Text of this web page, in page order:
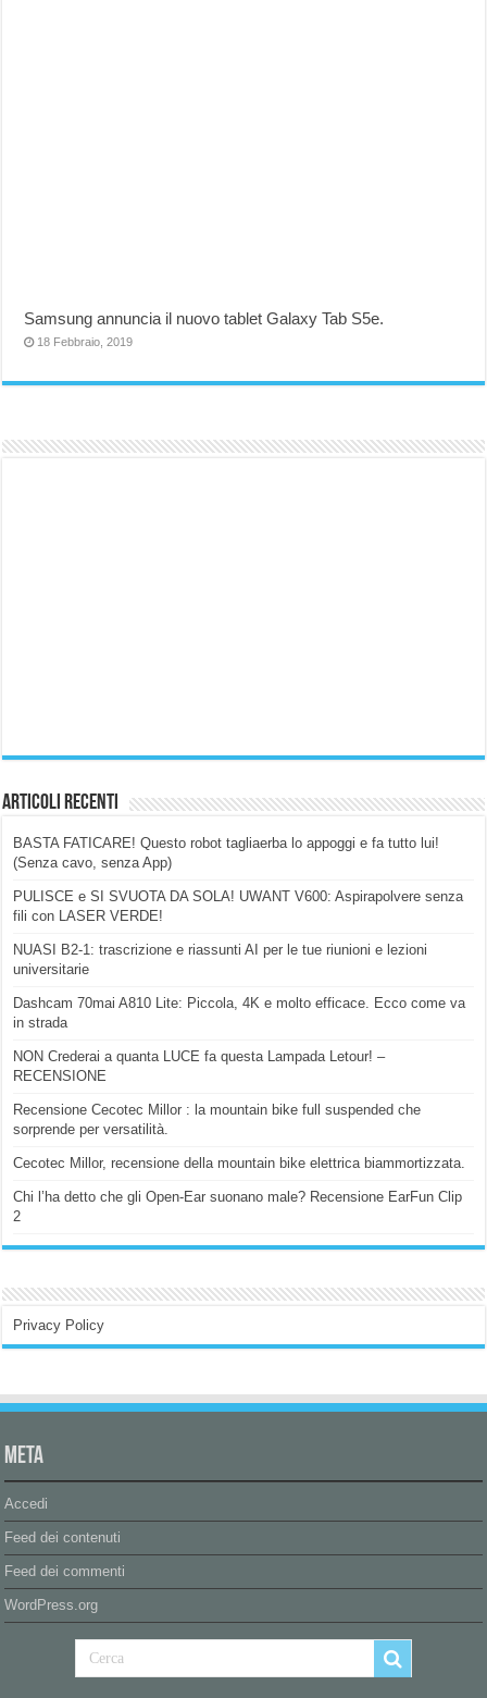
Samsung annuncia il nuovo tablet Galaxy Tab S5e.
18 Febbraio, 2019
Articoli Recenti
BASTA FATICARE! Questo robot tagliaerba lo appoggi e fa tutto lui!
(Senza cavo, senza App)
PULISCE e SI SVUOTA DA SOLA! UWANT V600: Aspirapolvere senza
fili con LASER VERDE!
NUASI B2-1: trascrizione e riassunti AI per le tue riunioni e lezioni
universitarie
Dashcam 70mai A810 Lite: Piccola, 4K e molto efficace. Ecco come va
in strada
NON Crederai a quanta LUCE fa questa Lampada Letour! –
RECENSIONE
Recensione Cecotec Millor : la mountain bike full suspended che
sorprende per versatilità.
Cecotec Millor, recensione della mountain bike elettrica biammortizzata.
Chi l’ha detto che gli Open-Ear suonano male? Recensione EarFun Clip
2
Privacy Policy
Meta
Accedi
Feed dei contenuti
Feed dei commenti
WordPress.org